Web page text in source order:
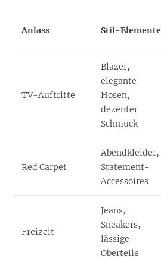
Anlass Stil-Elemente
TV-Auftritte
Blazer,
elegante
Hosen,
dezenter
Schmuck
Red Carpet
Abendkleider,
Statement-
Accessoires
Freizeit
Jeans,
Sneakers,
lässige
Oberteile